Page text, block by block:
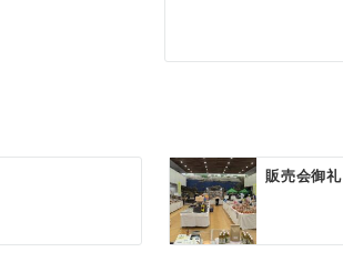
販売会御礼